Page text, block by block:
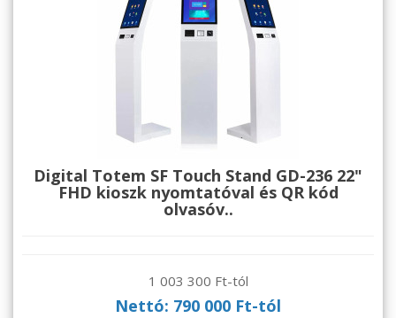
Digital Totem SF Touch Stand GD-236 22"
FHD kioszk nyomtatóval és QR kód
olvasóv..
1 003 300 Ft-tól
Nettó: 790 000 Ft-tól